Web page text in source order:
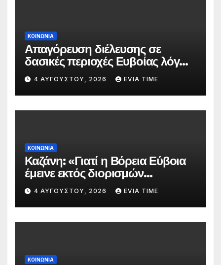
ΚΟΙΝΩΝΙΑ
Απαγόρευση διέλευσης σε
δασικές περιοχές Ευβοίας λόγω
πολύ υψηλού κινδύνου
πυρκαγιάς
4 ΑΥΓΟΎΣΤΟΥ, 2026 EVIA TIME
ΚΟΙΝΩΝΙΑ
Καζάνη: «Γιατί η Βόρεια Εύβοια
έμεινε εκτός διορισμών
δασκάλων;»
4 ΑΥΓΟΎΣΤΟΥ, 2026 EVIA TIME
ΚΟΙΝΩΝΙΑ